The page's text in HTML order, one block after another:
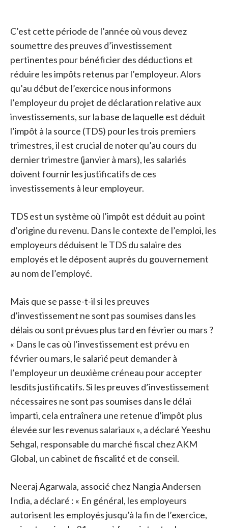
C’est cette période de l’année où vous devez
soumettre des preuves d’investissement
pertinentes pour bénéficier des déductions et
réduire les impôts retenus par l’employeur. Alors
qu’au début de l’exercice nous informons
l’employeur du projet de déclaration relative aux
investissements, sur la base de laquelle est déduit
l’impôt à la source (TDS) pour les trois premiers
trimestres, il est crucial de noter qu’au cours du
dernier trimestre (janvier à mars), les salariés
doivent fournir les justificatifs de ces
investissements à leur employeur.
TDS est un système où l’impôt est déduit au point
d’origine du revenu. Dans le contexte de l’emploi, les
employeurs déduisent le TDS du salaire des
employés et le déposent auprès du gouvernement
au nom de l’employé.
Mais que se passe-t-il si les preuves
d’investissement ne sont pas soumises dans les
délais ou sont prévues plus tard en février ou mars ?
« Dans le cas où l’investissement est prévu en
février ou mars, le salarié peut demander à
l’employeur un deuxième créneau pour accepter
lesdits justificatifs. Si les preuves d’investissement
nécessaires ne sont pas soumises dans le délai
imparti, cela entraînera une retenue d’impôt plus
élevée sur les revenus salariaux », a déclaré Yeeshu
Sehgal, responsable du marché fiscal chez AKM
Global, un cabinet de fiscalité et de conseil.
Neeraj Agarwala, associé chez Nangia Andersen
India, a déclaré : « En général, les employeurs
autorisent les employés jusqu’à la fin de l’exercice,